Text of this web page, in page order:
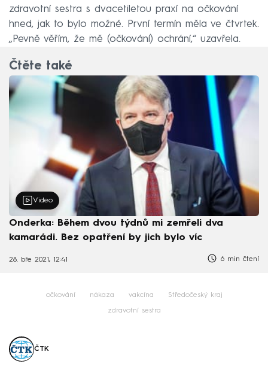
zdravotní sestra s dvacetiletou praxí na očkování
hned, jak to bylo možné. První termín měla ve čtvrtek.
„Pevně věřím, že mě (očkování) ochrání,“ uzavřela.
Čtěte také
Video
Onderka: Během dvou týdnů mi zemřeli dva
kamarádi. Bez opatření by jich bylo víc
28. bře 2021, 12:41 6 min čtení
očkování nákaza vakcína Středočeský kraj
zdravotní sestra
ČTK